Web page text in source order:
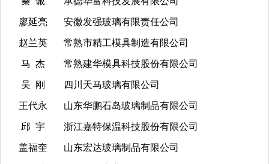
廖延亮 安徽发强玻璃有限责任公司
赵兰英 常熟市精工模具制造有限公司
马 杰 常熟建华模具科技股份有限公司
吴 刚 四川天马玻璃有限公司
王代永 山东华鹏石岛玻璃制品有限公司
邱 宇 浙江嘉特保温科技股份有限公司
盖福奎 山东宏达玻璃制品有限公司